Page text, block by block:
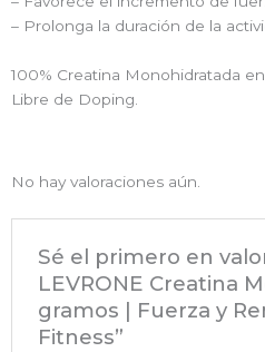
– Prolonga la duración de la
100% Creatina Monohidratada
Libre de Doping.
No hay valoraciones aún.
Sé el primero en
LEVRONE Creatina
gramos | Fuerza y
Fitness”